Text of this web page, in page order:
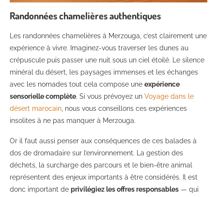
Randonnées chamelières authentiques
Les randonnées chamelières à Merzouga, c’est clairement une
expérience à vivre. Imaginez-vous traverser les dunes au
crépuscule puis passer une nuit sous un ciel étoilé. Le silence
minéral du désert, les paysages immenses et les échanges
avec les nomades tout cela compose une expérience
sensorielle complète. Si vous prévoyez un Voyage dans le
désert marocain , nous vous conseillons ces expériences
insolites à ne pas manquer à Merzouga.
Or il faut aussi penser aux conséquences de ces balades à
dos de dromadaire sur l’environnement. La gestion des
déchets, la surcharge des parcours et le bien-être animal
représentent des enjeux importants à être considérés. Il est
donc important de privilégiez les offres responsables — qui